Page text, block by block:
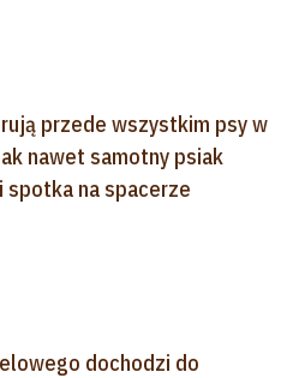
przede wszystkim psy w
nawet samotny psiak
spotka na spacerze
dochodzi do